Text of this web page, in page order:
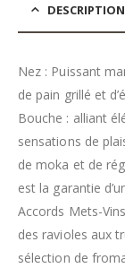
DESCRIPTION
Nez : Puissant
de pain grillé et
Bouche : alliant
sensations de
de moka et de
est la garantie
Accords Mets-
des ravioles aux
sélection de